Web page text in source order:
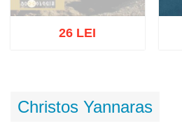
26 LEI
Christos Yannaras